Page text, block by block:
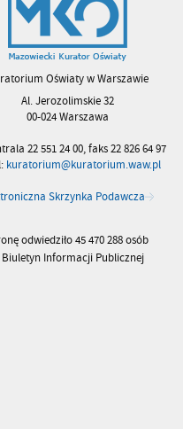
Oświaty w Warszawie
Al. Jerozolimskie 32
00-024 Warszawa
22 551 24 00, faks 22 826 64 97
kuratorium@kuratorium.waw.pl
Skrzynka Podawcza
odwiedziło 45 470 288 osób
Informacji Publicznej